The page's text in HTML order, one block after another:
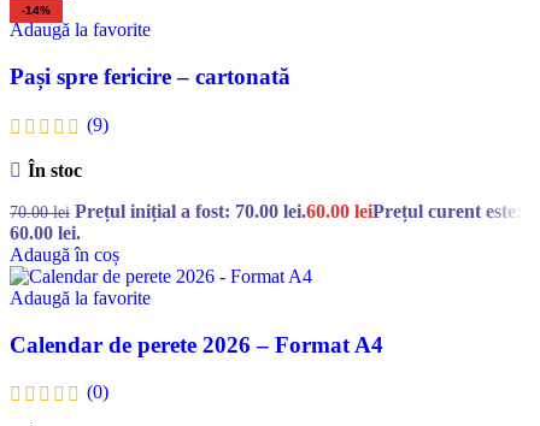
-14%
Adaugă la favorite
Pași spre fericire – cartonată
(9)
În stoc
70.00lei Prețul inițial a fost: 70.00 lei.60.00 leiPrețul curent este:
60.00 lei.
Adaugă în coș
Adaugă la favorite
Calendar de perete 2026 – Format A4
(0)